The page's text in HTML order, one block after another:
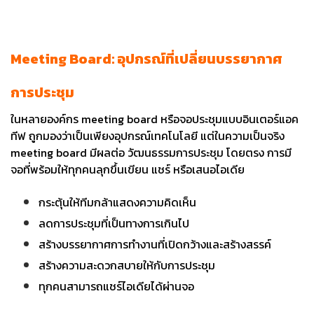
Meeting Board: อุปกรณ์ที่เปลี่ยนบรรยากาศ
การประชุม
ในหลายองค์กร meeting board หรือจอประชุมแบบอินเตอร์แอค
ทีฟ ถูกมองว่าเป็นเพียงอุปกรณ์เทคโนโลยี แต่ในความเป็นจริง
meeting board มีผลต่อ วัฒนธรรมการประชุม โดยตรงการมี
จอที่พร้อมให้ทุกคนลุกขึ้นเขียน แชร์ หรือเสนอไอเดีย
กระตุ้นให้ทีมกล้าแสดงความคิดเห็น
ลดการประชุมที่เป็นทางการเกินไป
สร้างบรรยากาศการทำงานที่เปิดกว้างและสร้างสรรค์
สร้างความสะดวกสบายให้กับการประชุม
ทุกคนสามารถแชร์ไอเดียได้ผ่านจอ